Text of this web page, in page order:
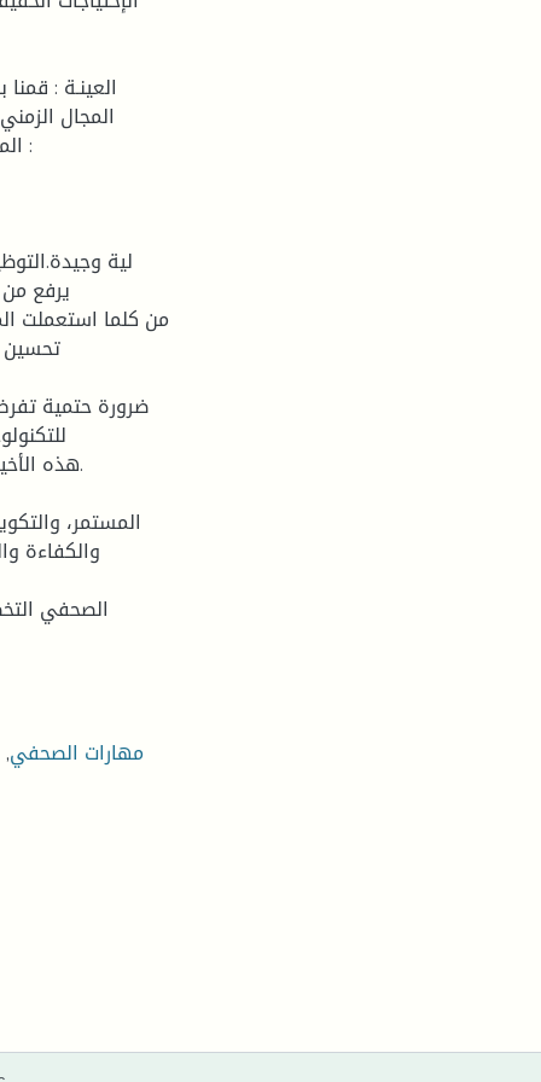
يرفع
تحسين
هذه
والكفاءة
مهارات الصحفي,